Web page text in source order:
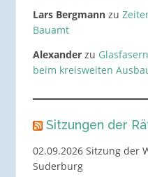
Lars Bergmannzu
Bauamt
Alexanderzu
beim kreisweiten
Sitzungen der
02.09.2026 Sitzung der
Suderburg